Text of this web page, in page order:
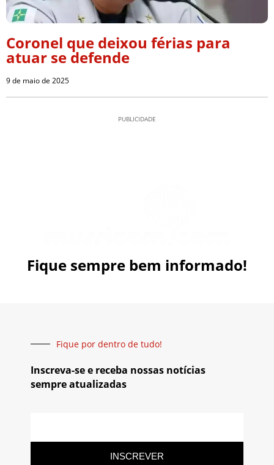
Coronel que deixou férias para
atuar se defende
9 de maio de 2025
PUBLICIDADE
Fique sempre bem informado!
Fique por dentro de tudo!
Inscreva-se e receba nossas notícias
sempre atualizadas
INSCREVER